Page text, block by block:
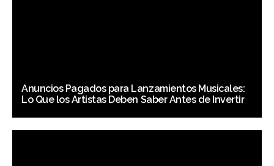
Anuncios Pagados para Lanzamientos Musicales:
Lo Que los Artistas Deben Saber Antes de Invertir